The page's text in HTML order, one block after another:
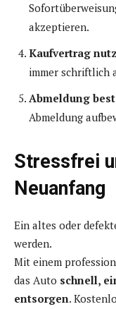
akzeptieren.
Kaufvertrag
immer schriftlich
Abmeldung
Abmeldung
Stressfrei
Neuanfang
Ein altes oder
werden.
Mit einem
das Auto schnell,
entsorgen.